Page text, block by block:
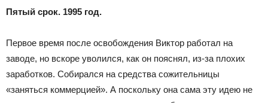
Пятый срок. 1995 год.
Первое время после освобождения Виктор работал на
заводе, но вскоре уволился, как он пояснял, из-за плохих
заработков. Собирался на средства сожительницы
«заняться коммерцией». А поскольку она сама эту идею не